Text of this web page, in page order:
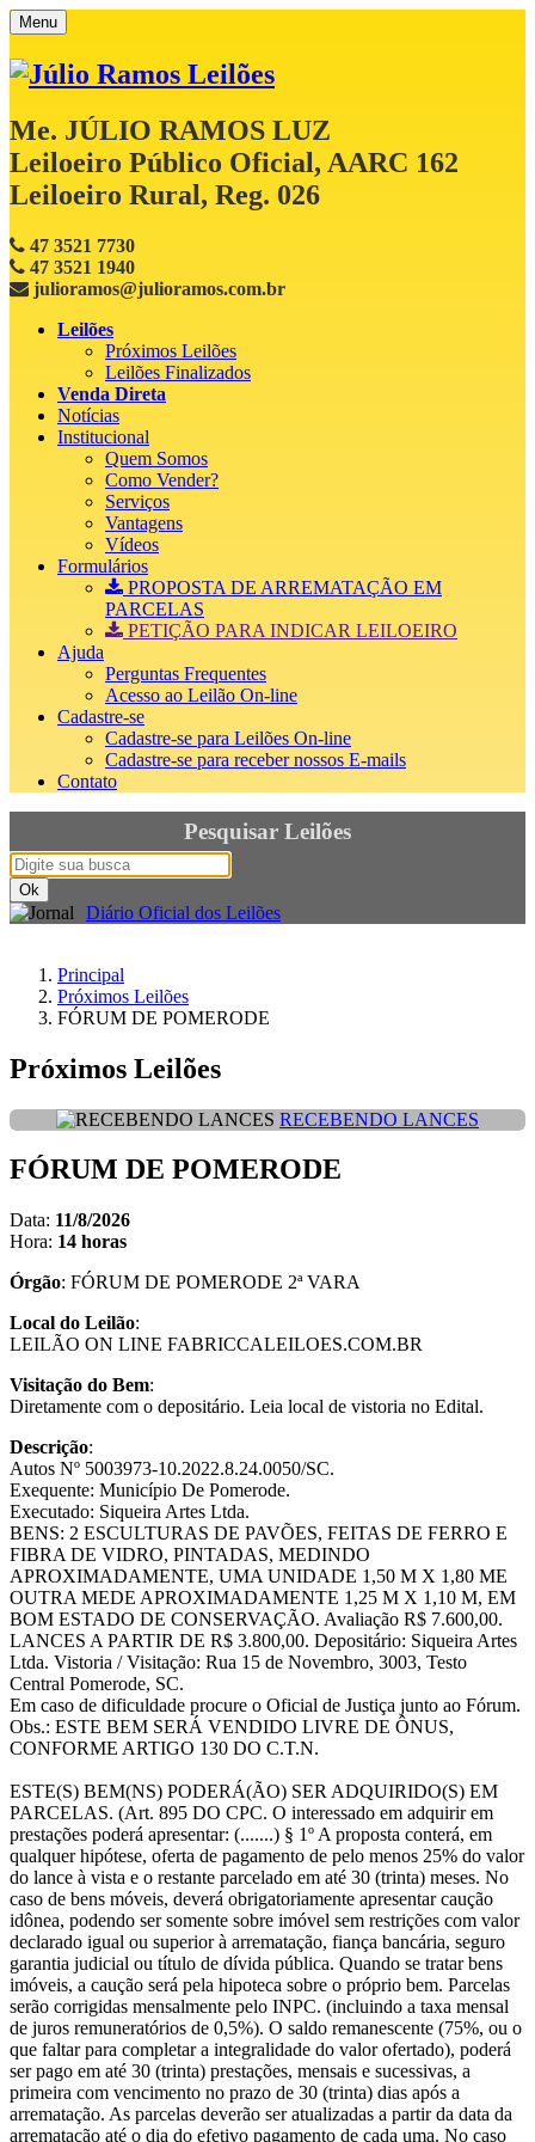
Menu
Me. JÚLIO RAMOS LUZ
Leiloeiro Público Oficial, AARC 162
Leiloeiro Rural, Reg. 026
47 3521 7730
47 3521 1940
julioramos@julioramos.com.br
Leilões
Próximos Leilões
Leilões Finalizados
Venda Direta
Notícias
Institucional
Quem Somos
Como Vender?
Serviços
Vantagens
Vídeos
Formulários
PROPOSTA DE ARREMATAÇÃO EM
PARCELAS
PETIÇÃO PARA INDICAR LEILOEIRO
Ajuda
Perguntas Frequentes
Acesso ao Leilão On-line
Cadastre-se
Cadastre-se para Leilões On-line
Cadastre-se para receber nossos E-mails
Contato
Pesquisar Leilões
Diário Oficial dos Leilões
Principal
Próximos Leilões
FÓRUM DE POMERODE
Próximos Leilões
RECEBENDO LANCES
FÓRUM DE POMERODE
Data: 11/8/2026
Hora: 14 horas
Órgão: FÓRUM DE POMERODE 2ª VARA
Local do Leilão:
LEILÃO ON LINE FABRICCALEILOES.COM.BR
Visitação do Bem:
Diretamente com o depositário. Leia local de vistoria no Edital.
Descrição:
Autos Nº 5003973-10.2022.8.24.0050/SC.
Exequente: Município De Pomerode.
Executado: Siqueira Artes Ltda.
BENS: 2 ESCULTURAS DE PAVÕES, FEITAS DE FERRO E
FIBRA DE VIDRO, PINTADAS, MEDINDO
APROXIMADAMENTE, UMA UNIDADE 1,50 M X 1,80 ME
OUTRA MEDE APROXIMADAMENTE 1,25 M X 1,10 M, EM
BOM ESTADO DE CONSERVAÇÃO. Avaliação R$ 7.600,00.
LANCES A PARTIR DE R$ 3.800,00. Depositário: Siqueira Artes
Ltda. Vistoria / Visitação: Rua 15 de Novembro, 3003, Testo
Central Pomerode, SC.
Em caso de dificuldade procure o Oficial de Justiça junto ao Fórum.
Obs.: ESTE BEM SERÁ VENDIDO LIVRE DE ÔNUS,
CONFORME ARTIGO 130 DO C.T.N.
ESTE(S) BEM(NS) PODERÁ(ÃO) SER ADQUIRIDO(S) EM
PARCELAS. (Art. 895 DO CPC. O interessado em adquirir em
prestações poderá apresentar: (.......) § 1º A proposta conterá, em
qualquer hipótese, oferta de pagamento de pelo menos 25% do valor
do lance à vista e o restante parcelado em até 30 (trinta) meses. No
caso de bens móveis, deverá obrigatoriamente apresentar caução
idônea, podendo ser somente sobre imóvel sem restrições com valor
declarado igual ou superior à arrematação, fiança bancária, seguro
garantia judicial ou título de dívida pública. Quando se tratar bens
imóveis, a caução será pela hipoteca sobre o próprio bem. Parcelas
serão corrigidas mensalmente pelo INPC. (incluindo a taxa mensal
de juros remuneratórios de 0,5%). O saldo remanescente (75%, ou o
que faltar para completar a integralidade do valor ofertado), poderá
ser pago em até 30 (trinta) prestações, mensais e sucessivas, a
primeira com vencimento no prazo de 30 (trinta) dias após a
arrematação. As parcelas deverão ser atualizadas a partir da data da
arrematação até o dia do efetivo pagamento de cada uma. No caso